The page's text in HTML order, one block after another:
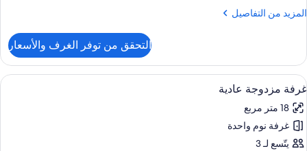
المزيد من التفاصيل
المزيد
غرفة
سوبريور
لفردين
التحقق من توفر الغرف والأسعار
استعراض
جميع
صور
غرفة
مزدوجة
خزنة داخل الغرفة وستائر تعتيم
7
غرفة مزدوجة عادية
18 متر مربع
غرفة نوم واحدة
يتّسع لـ 3